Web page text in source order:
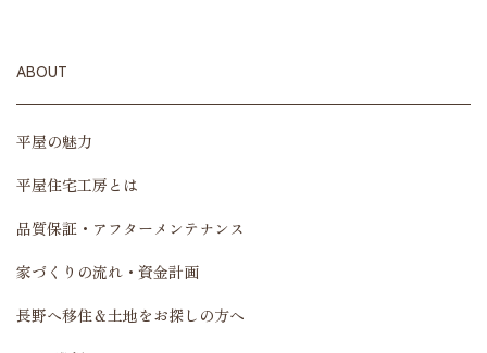
ABOUT
平屋の魅力
平屋住宅工房とは
品質保証・アフターメンテナンス
家づくりの流れ・資金計画
長野へ移住＆土地をお探しの方へ